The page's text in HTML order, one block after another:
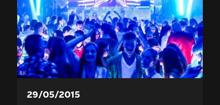
29/05/2015